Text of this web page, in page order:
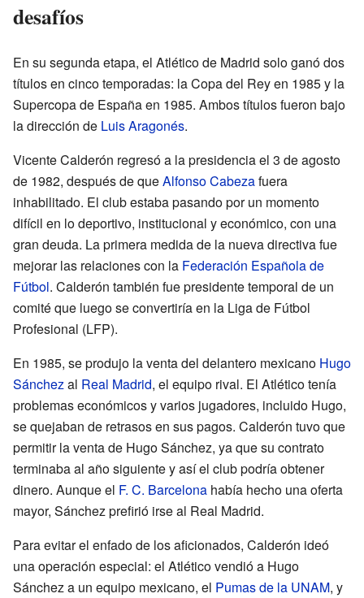
desafíos
En su segunda etapa, el Atlético de Madrid solo ganó dos
títulos en cinco temporadas: la Copa del Rey en 1985 y la
Supercopa de España en 1985. Ambos títulos fueron bajo
la dirección de Luis Aragonés.
Vicente Calderón regresó a la presidencia el 3 de agosto
de 1982, después de queAlfonso Cabezafuera
inhabilitado. El club estaba pasando por un momento
difícil en lo deportivo, institucional y económico, con una
gran deuda. La primera medida de la nueva directiva fue
mejorar las relaciones con la Federación Española de
Fútbol. Calderón también fue presidente temporal de un
comité que luego se convertiría en la Liga de Fútbol
Profesional (LFP).
En 1985, se produjo la venta del delantero mexicano Hugo
Sánchezal Real Madrid, el equipo rival. El Atlético tenía
problemas económicos y varios jugadores, incluido Hugo,
se quejaban de retrasos en sus pagos. Calderón tuvo que
permitir la venta de Hugo Sánchez, ya que su contrato
terminaba al año siguiente y así el club podría obtener
dinero. Aunque el F. C. Barcelona había hecho una oferta
mayor, Sánchez prefirió irse al Real Madrid.
Para evitar el enfado de los aficionados, Calderón ideó
una operación especial: el Atlético vendió a Hugo
Sánchez a un equipo mexicano, el Pumas de la UNAM, y